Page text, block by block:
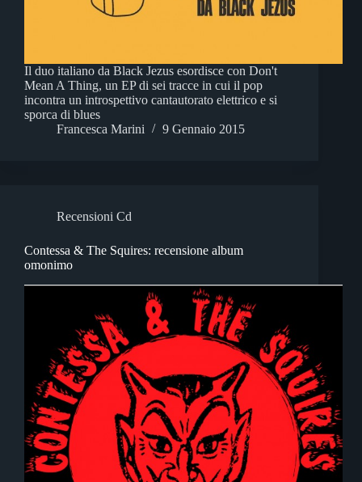
Il duo italiano da Black Jezus esordisce con Don't
Mean A Thing, un EP di sei tracce in cui il pop
incontra un introspettivo cantautorato elettrico e si
sporca di blues
Francesca Marini
9 Gennaio 2015
Recensioni Cd
Contessa & The Squires: recensione album
omonimo